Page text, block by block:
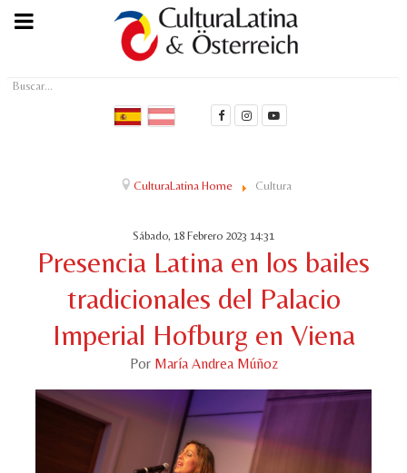
Buscar...
CulturaLatina Home Cultura
Sábado, 18 Febrero 2023 14:31
Presencia Latina en los bailes
tradicionales del Palacio
Imperial Hofburg en Viena
Por María Andrea Múñoz